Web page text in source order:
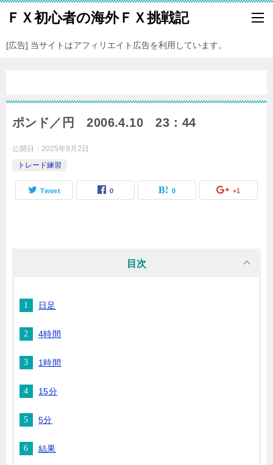
ＦＸ初心者の海外ＦＸ挑戦記
[広告] 当サイトはアフィリエイト広告を利用しています。
ポンド／円 2006.4.10 23：44
公開日： 2025年9月2日
トレード練習
Tweet 0 0 +1
目次
日足
4時間
1時間
15分
5分
結果